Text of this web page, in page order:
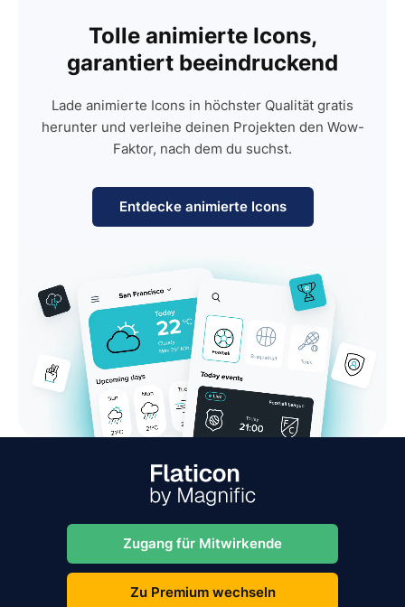
Tolle animierte Icons,
garantiert beeindruckend
Lade animierte Icons in höchster Qualität gratis
herunter und verleihe deinen Projekten den Wow-
Faktor, nach dem du suchst.
Entdecke animierte Icons
Zugang für Mitwirkende
Zu Premium wechseln